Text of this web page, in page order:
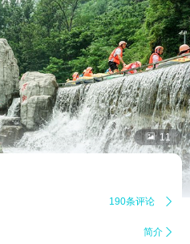
 11
190条评论 
简介 